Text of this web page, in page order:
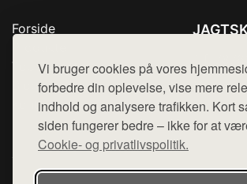
Vi bruger cookies på vores
forbedre din oplevelse, vise mere
indhold og analysere trafikken. Kort
siden fungerer bedre – ikke for at
Cookie- og privatlivspolitik.
Forside
Top Rabatter
Blog
Kontakt
Mail:
Cookie-